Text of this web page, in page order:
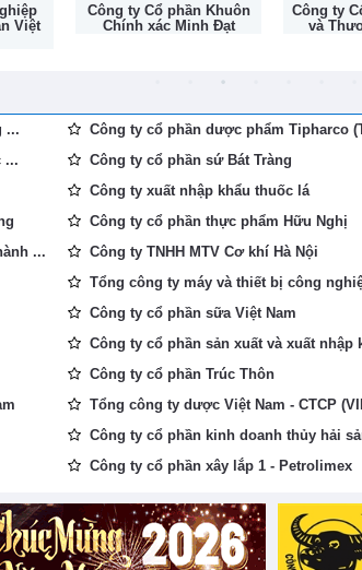
Việt
Công ty Cổ phần Khuôn
Chính xác Minh Đạt
Công ty
và
...
...
...
Công ty cổ phần dược phẩm Tipharco
Công ty cổ phần sứ Bát Tràng
Công ty xuất nhập khẩu thuốc lá
Công ty cổ phần thực phẩm Hữu Nghị
Công ty TNHH MTV Cơ khí Hà Nội
Tổng công ty máy và thiết bị công
Công ty cổ phần sữa Việt Nam
Công ty cổ phần sản xuất và xuất nhập
Công ty cổ phần Trúc Thôn
Tổng công ty dược Việt Nam - CTCP
Công ty cổ phần kinh doanh thủy hải
Công ty cổ phần xây lắp 1 - Petrolimex